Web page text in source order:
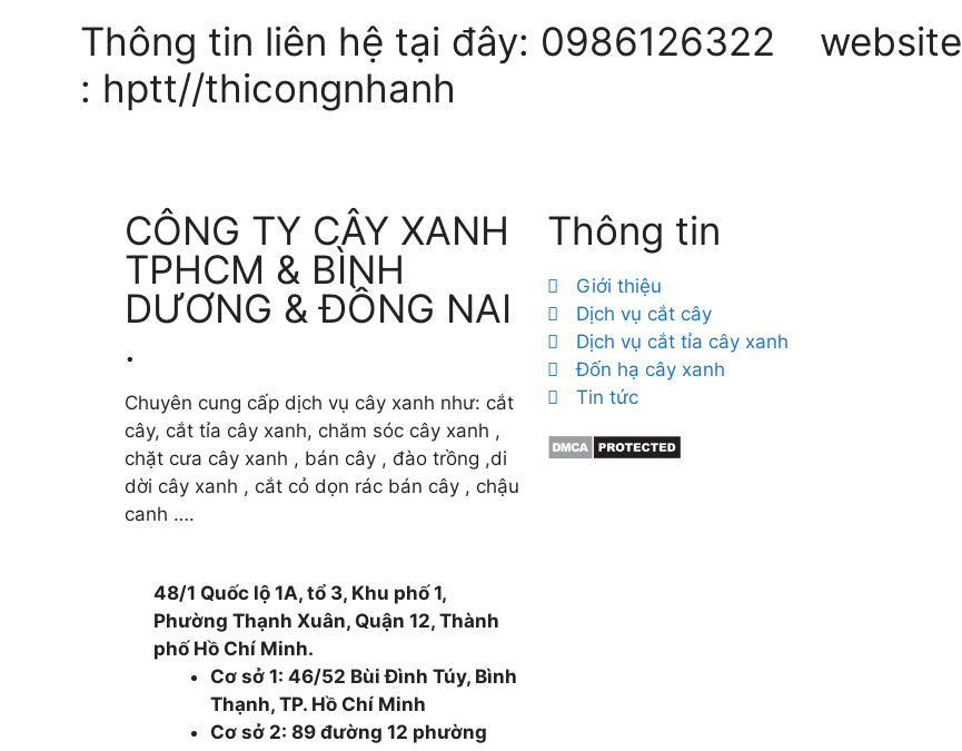
Thông tin liên hệ tại đây: 0986126322 website
: hptt//thicongnhanh
CÔNG TY CÂY XANH
TPHCM & BÌNH
DƯƠNG & ĐỒNG NAI
.
Chuyên cung cấp dịch vụ cây xanh như: cắt
cây, cắt tỉa cây xanh, chăm sóc cây xanh ,
chặt cưa cây xanh , bán cây , đào trồng ,di
dời cây xanh , cắt cỏ dọn rác bán cây , chậu
canh ….
48/1 Quốc lộ 1A, tổ 3, Khu phố 1,
Phường Thạnh Xuân, Quận 12, Thành
phố Hồ Chí Minh.
Cơ sở 1: 46/52 Bùi Đình Túy, Bình
Thạnh, TP. Hồ Chí Minh
Cơ sở 2: 89 đường 12 phường
Thông tin
Giới thiệu
Dịch vụ cắt cây
Dịch vụ cắt tỉa cây xanh
Đốn hạ cây xanh
Tin tức